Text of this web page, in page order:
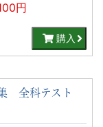
円
購入
集 全科テスト